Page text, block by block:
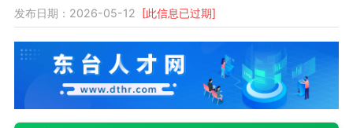
发布日期：2026-05-12 [此信息已过期]